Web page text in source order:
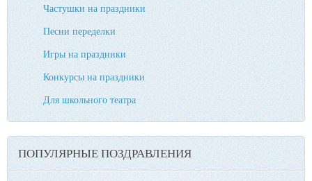
Частушки на праздники
Песни переделки
Игры на праздники
Конкурсы на праздники
Для школьного театра
ПОПУЛЯРНЫЕ ПОЗДРАВЛЕНИЯ